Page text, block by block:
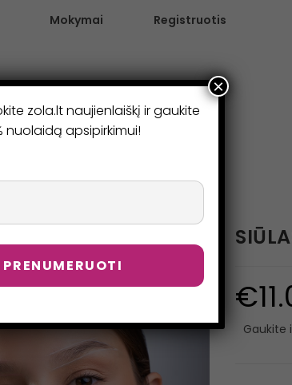
Mokymai Registruotis
€
Gaukite
zola.lt naujienlaiškį ir gaukite
nuolaidą apsipirkimui!
×